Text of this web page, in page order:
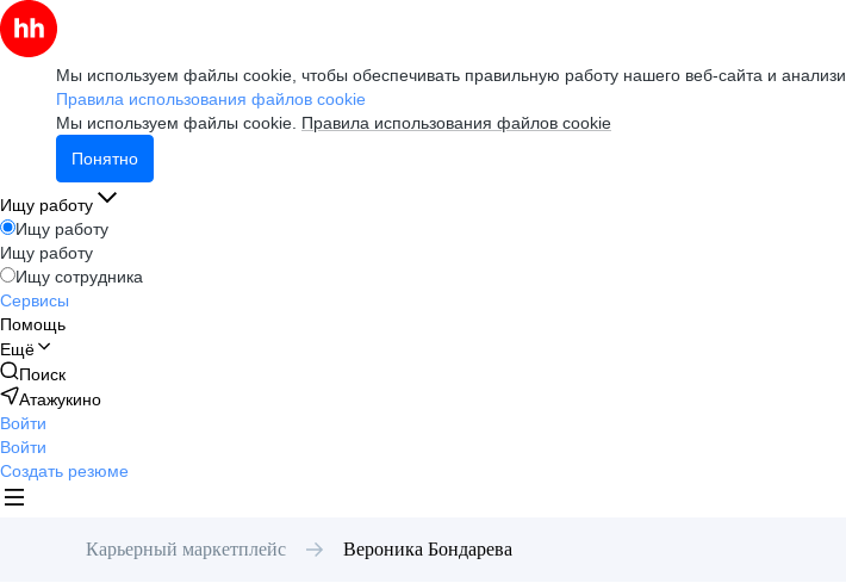
Мы используем файлы cookie, чтобы обеспечивать правильную работу нашего веб-сайта и
Правила использования файлов cookie
Мы используем файлы cookie. Правила использования файлов cookie
Понятно
Ищу работу
Ищу работу
Ищу работу
Ищу сотрудника
Сервисы
Помощь
Ещё
Поиск
Атажукино
Войти
Войти
Создать резюме
Карьерный маркетплейс Вероника Бондарева